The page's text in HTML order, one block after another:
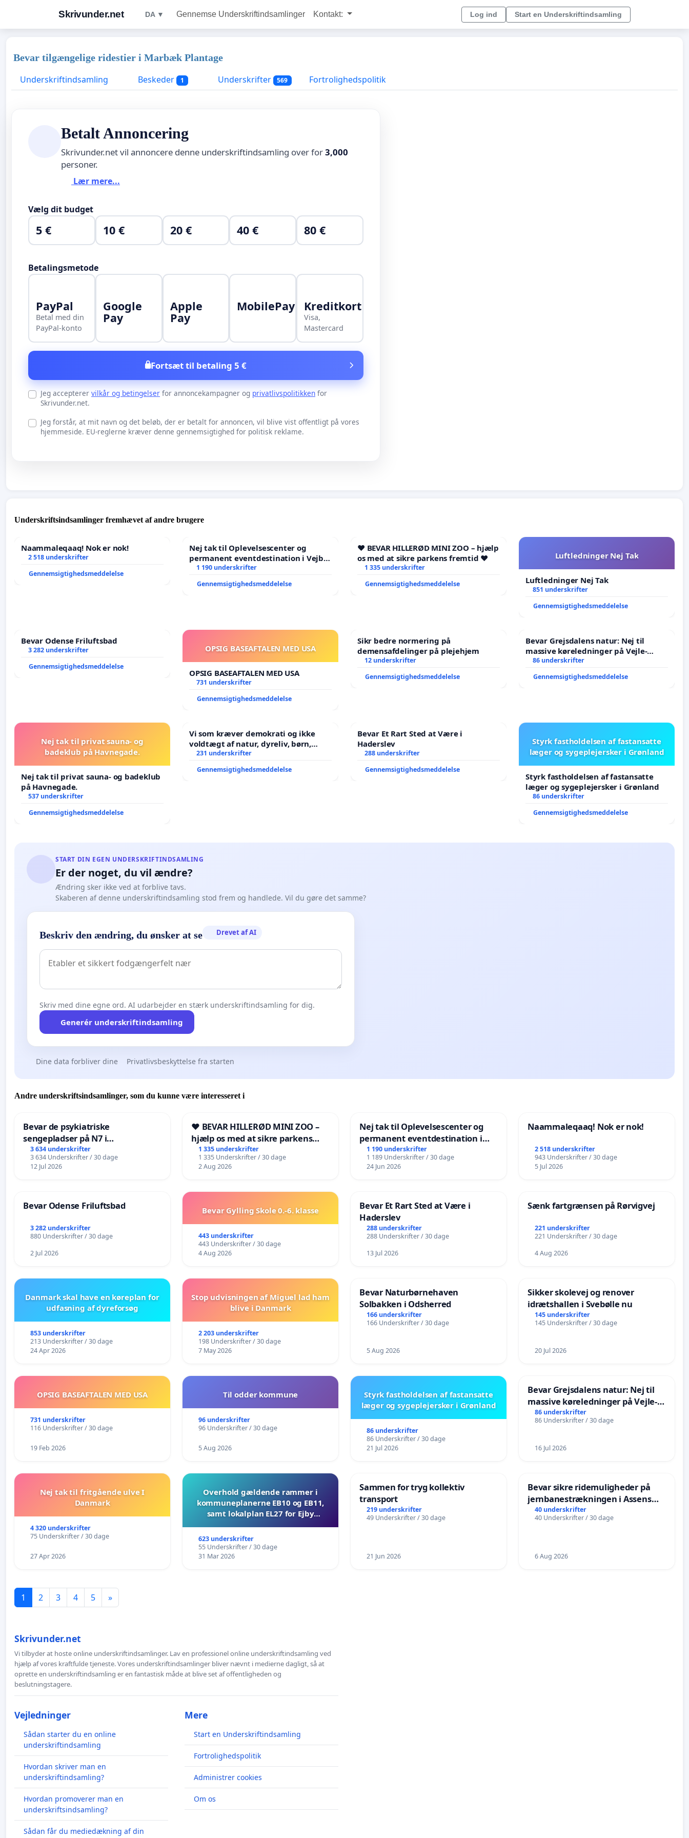
Skrivunder.net DA ▼ Gennemse Underskriftindsamlinger Kontakt: Log ind Start en Underskriftindsamling
Bevar tilgængelige ridestier i Marbæk Plantage
Underskriftindsamling
Beskeder 1 Underskrifter 569 Fortrolighedspolitik
Betalt Annoncering
Skrivunder.net vil annoncere denne underskriftindsamling over for3,000
personer.
Lær mere...
Vælg dit budget
5 € 10 € 20 € 40 € 80 €
Betalingsmetode
PayPal
Betal med din
PayPal-konto
Google
Pay
Apple
Pay
MobilePay Kreditkort
Visa,
Mastercard
Fortsæt til betaling 5 €
Jeg accepterer vilkår og betingelser for annoncekampagner og privatlivspolitikken for
Skrivunder.net.
Jeg forstår, at mit navn og det beløb, der er betalt for annoncen, vil blive vist offentligt på vores
hjemmeside. EU-reglerne kræver denne gennemsigtighed for politisk reklame.
Underskriftsindsamlinger fremhævet af andre brugere
Naammaleqaaq! Nok er nok!
2 518 underskrifter
Gennemsigtighedsmeddelelse
Nej tak til Oplevelsescenter og
permanent eventdestination i Vejby
- Ja tak til et levende lokalområde i
1 190 underskrifter
Gennemsigtighedsmeddelelse
❤️ BEVAR HILLERØD MINI ZOO – hjælp
os med at sikre parkens fremtid ❤️
1 335 underskrifter
Gennemsigtighedsmeddelelse
Luftledninger Nej Tak
Luftledninger Nej Tak
851 underskrifter
Gennemsigtighedsmeddelelse
Bevar Odense Friluftsbad
3 282 underskrifter
Gennemsigtighedsmeddelelse
OPSIG BASEAFTALEN MED USA
OPSIG BASEAFTALEN MED USA
731 underskrifter
Gennemsigtighedsmeddelelse
Sikr bedre normering på
demensafdelinger på plejehjem
12 underskrifter
Gennemsigtighedsmeddelelse
Bevar Grejsdalens natur: Nej til
massive køreledninger på Vejle-
Struer-banen
86 underskrifter
Gennemsigtighedsmeddelelse
Nej tak til privat sauna- og
badeklub på Havnegade.
Nej tak til privat sauna- og badeklub
på Havnegade.
537 underskrifter
Gennemsigtighedsmeddelelse
Vi som kræver demokrati og ikke
voldtægt af natur, dyreliv, børn,
unge Borgene har sagt NEJ i mange
231 underskrifter
Gennemsigtighedsmeddelelse
Bevar Et Rart Sted at Være i
Haderslev
288 underskrifter
Gennemsigtighedsmeddelelse
Styrk fastholdelsen af fastansatte
læger og sygeplejersker i Grønland
Styrk fastholdelsen af fastansatte
læger og sygeplejersker i Grønland
86 underskrifter
Gennemsigtighedsmeddelelse
START DIN EGEN UNDERSKRIFTINDSAMLING
Er der noget, du vil ændre?
Ændring sker ikke ved at forblive tavs.
Skaberen af denne underskriftindsamling stod frem og handlede. Vil du gøre det samme?
Beskriv den ændring, du ønsker at se Drevet af AI
Skriv med dine egne ord. AI udarbejder en stærk underskriftindsamling for dig.
Generér underskriftindsamling
Dine data forbliver dine Privatlivsbeskyttelse fra starten
Andre underskriftsindsamlinger, som du kunne være interesseret i
Bevar de psykiatriske
sengepladser på N7 i
Frederikshavn
3 634 underskrifter
3 634 Underskrifter / 30 dage
12 Jul 2026
❤️ BEVAR HILLERØD MINI ZOO –
hjælp os med at sikre parkens
fremtid ❤️
1 335 underskrifter
1 335 Underskrifter / 30 dage
2 Aug 2026
Nej tak til Oplevelsescenter og
permanent eventdestination i
Vejby - Ja tak til et levende
lokalområde i balance
1 190 underskrifter
1 189 Underskrifter / 30 dage
24 Jun 2026
Naammaleqaaq! Nok er nok!
2 518 underskrifter
943 Underskrifter / 30 dage
5 Jul 2026
Bevar Odense Friluftsbad
3 282 underskrifter
880 Underskrifter / 30 dage
2 Jul 2026
Bevar Gylling Skole 0.-6. klasse
443 underskrifter
443 Underskrifter / 30 dage
4 Aug 2026
Bevar Et Rart Sted at Være i
Haderslev
288 underskrifter
288 Underskrifter / 30 dage
13 Jul 2026
Sænk fartgrænsen på Rørvigvej
221 underskrifter
221 Underskrifter / 30 dage
4 Aug 2026
Danmark skal have en køreplan for
udfasning af dyreforsøg
853 underskrifter
213 Underskrifter / 30 dage
24 Apr 2026
Stop udvisningen af Miguel lad ham
blive i Danmark
2 203 underskrifter
198 Underskrifter / 30 dage
7 May 2026
Bevar Naturbørnehaven
Solbakken i Odsherred
166 underskrifter
166 Underskrifter / 30 dage
5 Aug 2026
Sikker skolevej og renover
idrætshallen i Svebølle nu
145 underskrifter
145 Underskrifter / 30 dage
20 Jul 2026
OPSIG BASEAFTALEN MED USA
731 underskrifter
116 Underskrifter / 30 dage
19 Feb 2026
Til odder kommune
96 underskrifter
96 Underskrifter / 30 dage
5 Aug 2026
Styrk fastholdelsen af fastansatte
læger og sygeplejersker i Grønland
86 underskrifter
86 Underskrifter / 30 dage
21 Jul 2026
Bevar Grejsdalens natur: Nej til
massive køreledninger på Vejle-
Struer-banen
86 underskrifter
86 Underskrifter / 30 dage
16 Jul 2026
Nej tak til fritgående ulve I
Danmark
4 320 underskrifter
75 Underskrifter / 30 dage
27 Apr 2026
Overhold gældende rammer i
kommuneplanerne EB10 og EB11,
samt lokalplan EL27 for Ejby
623 underskrifter
55 Underskrifter / 30 dage
31 Mar 2026
Sammen for tryg kollektiv
transport
219 underskrifter
49 Underskrifter / 30 dage
21 Jun 2026
Bevar sikre ridemuligheder på
jernbanestrækningen i Assens
Kommune
40 underskrifter
40 Underskrifter / 30 dage
6 Aug 2026
1 2 3 4 5 »
Skrivunder.net
Vi tilbyder at hoste online underskriftindsamlinger. Lav en professionel online underskriftindsamling ved
hjælp af vores kraftfulde tjeneste. Vores underskriftindsamlinger bliver nævnt i medierne dagligt, så at
oprette en underskriftindsamling er en fantastisk måde at blive set af offentligheden og
beslutningstagere.
Vejledninger
Sådan starter du en online
underskriftindsamling
Hvordan skriver man en
underskriftindsamling?
Hvordan promoverer man en
underskriftsindsamling?
Sådan får du mediedækning af din
Mere
Start en Underskriftindsamling
Fortrolighedspolitik
Administrer cookies
Om os